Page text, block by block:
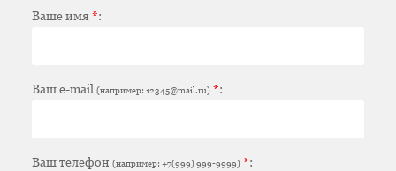
Ваше имя*:
Ваш e-mail (например: 12345@mail.ru) *:
Ваш телефон (например: +7(999) 999-9999) *: